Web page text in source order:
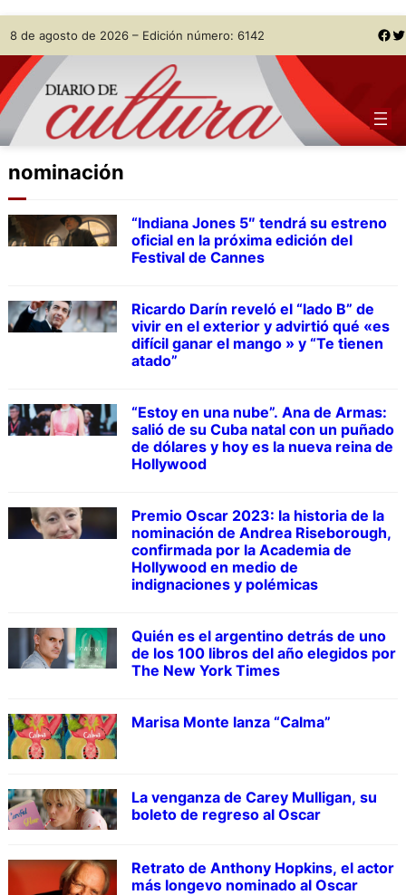
Skip
to
content
8 de agosto de 2026 – Edición número: 6142 Facebook Twitter
nominación
“Indiana Jones 5″ tendrá su estreno
oficial en la próxima edición del
Festival de Cannes
Ricardo Darín reveló el “lado B” de
vivir en el exterior y advirtió qué «es
difícil ganar el mango » y “Te tienen
atado”
“Estoy en una nube”. Ana de Armas:
salió de su Cuba natal con un puñado
de dólares y hoy es la nueva reina de
Hollywood
Premio Oscar 2023: la historia de la
nominación de Andrea Riseborough,
confirmada por la Academia de
Hollywood en medio de
indignaciones y polémicas
Quién es el argentino detrás de uno
de los 100 libros del año elegidos por
The New York Times
Marisa Monte lanza “Calma”
La venganza de Carey Mulligan, su
boleto de regreso al Oscar
Retrato de Anthony Hopkins, el actor
más longevo nominado al Oscar